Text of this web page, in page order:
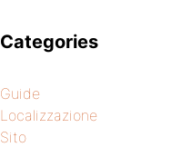
Categories
Guide
Localizzazione
Sito